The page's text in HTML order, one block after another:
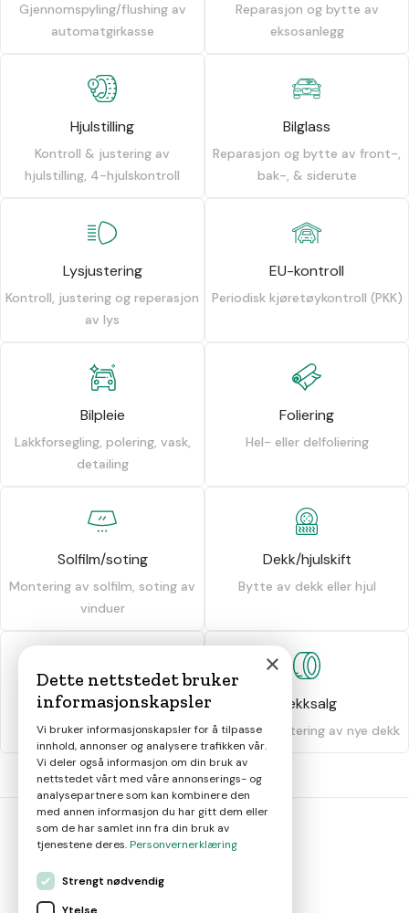
Gjennomspyling/flushing av
automatgirkasse
Reparasjon og bytte av
eksosanlegg
Hjulstilling
Kontroll & justering av
hjulstilling, 4-hjulskontroll
Bilglass
Reparasjon og bytte av front-,
bak-, & siderute
Lysjustering
Kontroll, justering og reperasjon
av lys
EU-kontroll
Periodisk kjøretøykontroll (PKK)
Bilpleie
Lakkforsegling, polering, vask,
detailing
Foliering
Hel- eller delfoliering
Solfilm/soting
Montering av solfilm, soting av
vinduer
Dekk/hjulskift
Bytte av dekk eller hjul
Dekkhotell
Oppbevaring av dekk
Dekksalg
Salg og montering av nye dekk
×
Dette nettstedet bruker
informasjonskapsler
Vi bruker informasjonskapsler for å tilpasse
innhold, annonser og analysere trafikken vår.
Vi deler også informasjon om din bruk av
nettstedet vårt med våre annonserings- og
analysepartnere som kan kombinere den
med annen informasjon du har gitt dem eller
som de har samlet inn fra din bruk av
tjenestene deres.Personvernerklæring
Strengt nødvendig